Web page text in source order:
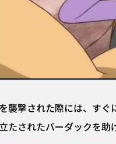
襲撃された際には、すぐ
たされたバーダックを助